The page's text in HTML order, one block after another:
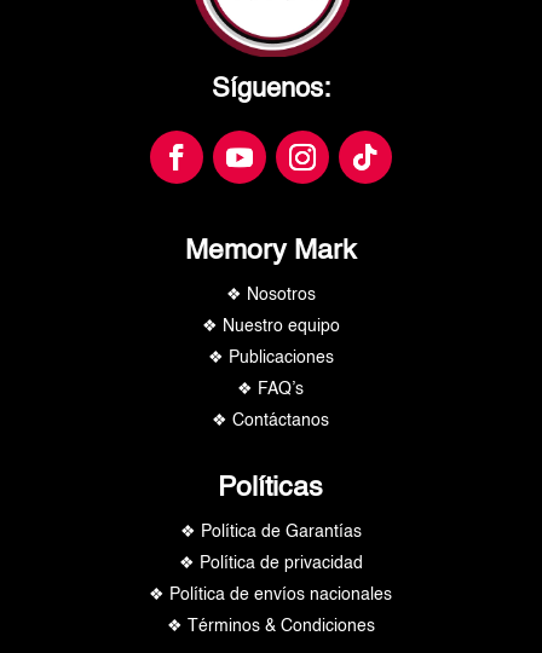
Síguenos:
Memory Mark
❖ Nosotros
❖ Nuestro equipo
❖ Publicaciones
❖ FAQ’s
❖ Contáctanos
Políticas
❖ Política de Garantías
❖ Política de privacidad
❖ Política de envíos nacionales
❖ Términos & Condiciones